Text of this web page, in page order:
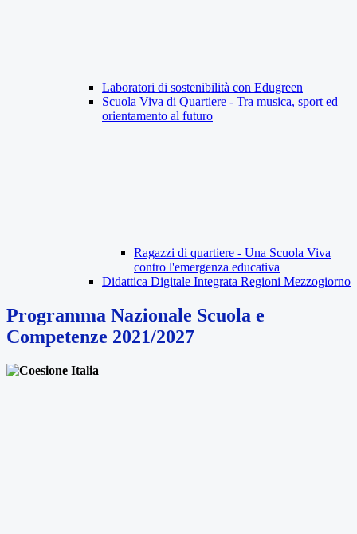
Laboratori di sostenibilità con Edugreen
Scuola Viva di Quartiere - Tra musica, sport ed
orientamento al futuro
Ragazzi di quartiere - Una Scuola Viva
contro l'emergenza educativa
Didattica Digitale Integrata Regioni Mezzogiorno
Programma Nazionale Scuola e
Competenze 2021/2027